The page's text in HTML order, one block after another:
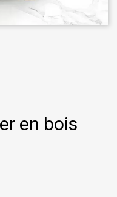
en bois